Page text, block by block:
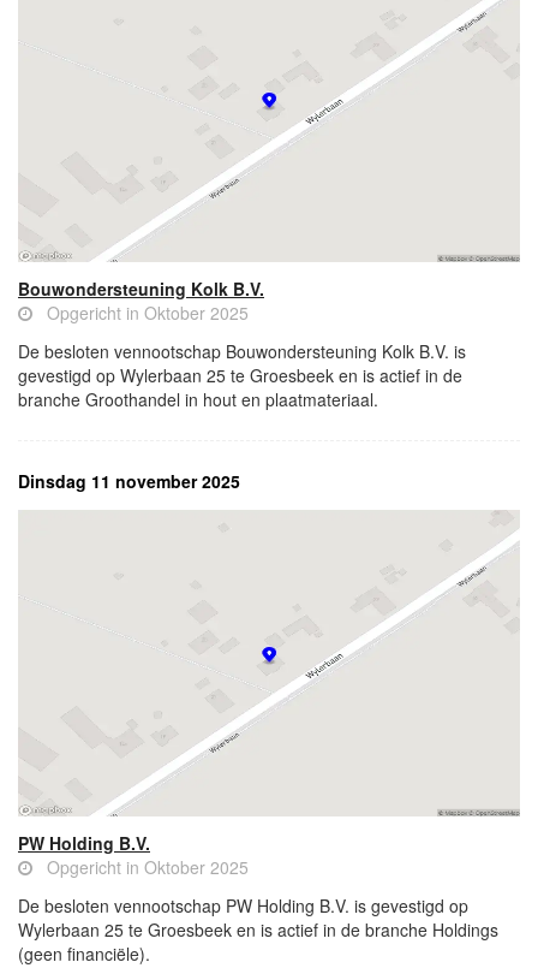
Bouwondersteuning Kolk B.V.
Opgericht in Oktober 2025
De besloten vennootschap Bouwondersteuning Kolk B.V. is
gevestigd op Wylerbaan 25 te Groesbeek en is actief in de
branche Groothandel in hout en plaatmateriaal.
Dinsdag 11 november 2025
PW Holding B.V.
Opgericht in Oktober 2025
De besloten vennootschap PW Holding B.V. is gevestigd op
Wylerbaan 25 te Groesbeek en is actief in de branche Holdings
(geen financiële).